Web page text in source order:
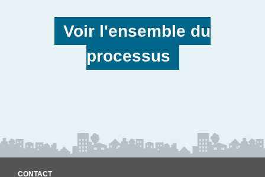
Voir l'ensemble du
processus
CONTACT